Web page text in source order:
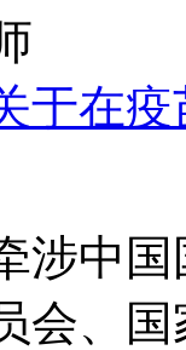
于在
涉中
会、